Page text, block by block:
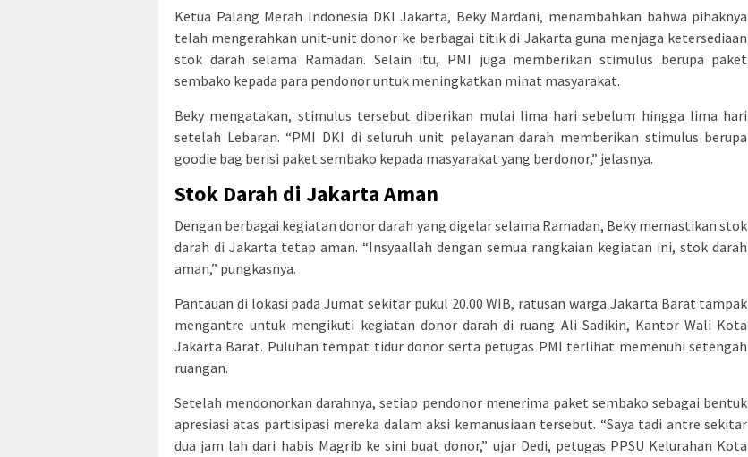
Ketua Palang Merah Indonesia DKI Jakarta, Beky Mardani, menambahkan bahwa pihaknya
telah mengerahkan unit-unit donor ke berbagai titik di Jakarta guna menjaga ketersediaan
stok darah selama Ramadan. Selain itu, PMI juga memberikan stimulus berupa paket
sembako kepada para pendonor untuk meningkatkan minat masyarakat.
Beky mengatakan, stimulus tersebut diberikan mulai lima hari sebelum hingga lima hari
setelah Lebaran. “PMI DKI di seluruh unit pelayanan darah memberikan stimulus berupa
goodie bag berisi paket sembako kepada masyarakat yang berdonor,” jelasnya.
Stok Darah di Jakarta Aman
Dengan berbagai kegiatan donor darah yang digelar selama Ramadan, Beky memastikan stok
darah di Jakarta tetap aman. “Insyaallah dengan semua rangkaian kegiatan ini, stok darah
aman,” pungkasnya.
Pantauan di lokasi pada Jumat sekitar pukul 20.00 WIB, ratusan warga Jakarta Barat tampak
mengantre untuk mengikuti kegiatan donor darah di ruang Ali Sadikin, Kantor Wali Kota
Jakarta Barat. Puluhan tempat tidur donor serta petugas PMI terlihat memenuhi setengah
ruangan.
Setelah mendonorkan darahnya, setiap pendonor menerima paket sembako sebagai bentuk
apresiasi atas partisipasi mereka dalam aksi kemanusiaan tersebut. “Saya tadi antre sekitar
dua jam lah dari habis Magrib ke sini buat donor,” ujar Dedi, petugas PPSU Kelurahan Kota